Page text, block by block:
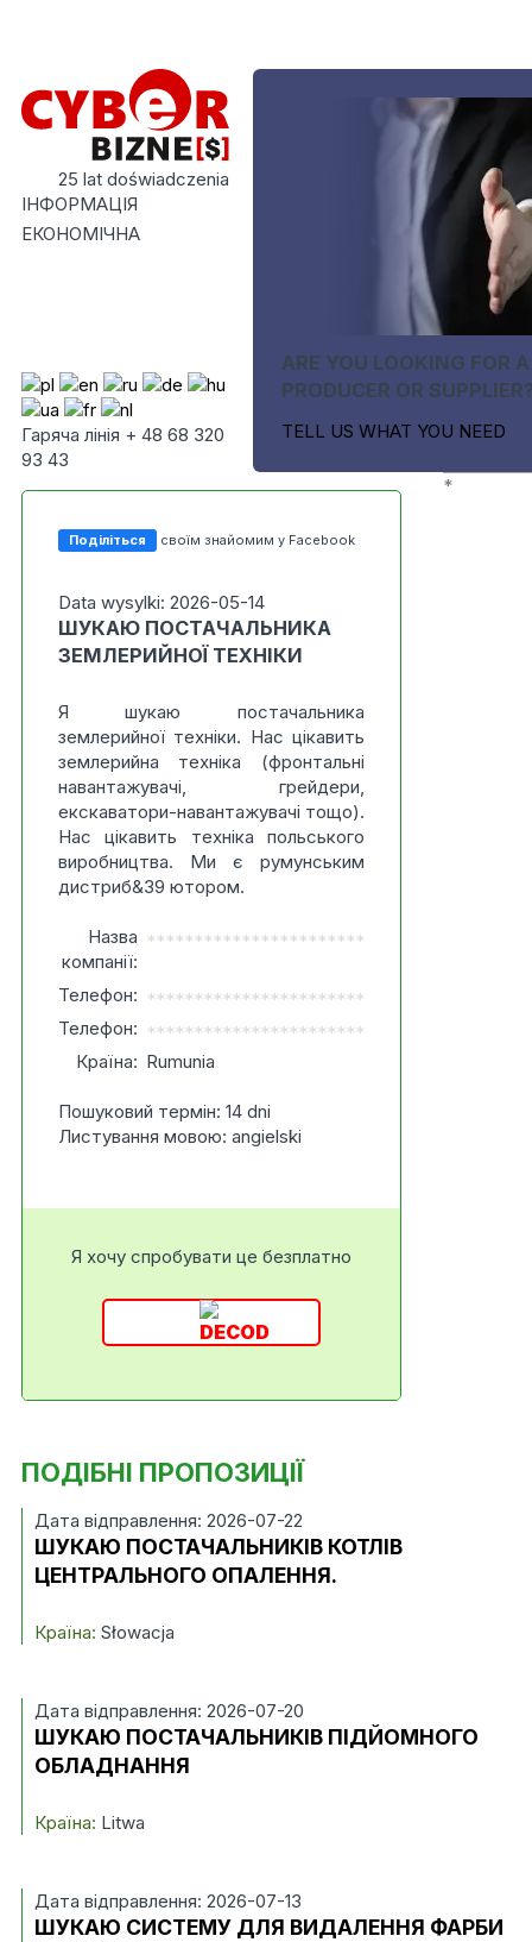
25 lat doświadczenia
ІНФОРМАЦІЯ
ЕКОНОМІЧНА
Гаряча лінія + 48 68 320
93 43
ARE YOU LOOKING FOR A
PRODUCER OR
TELL US WHAT YOU NEED
Поділіться своїм знайомим у Facebook
Data wysylki: 2026-05-14
ШУКАЮ ПОСТАЧАЛЬНИКА
ЗЕМЛЕРИЙНОЇ ТЕХНІКИ
Я шукаю постачальника
землерийної техніки. Нас цікавить
землерийна техніка (фронтальні
навантажувачі, грейдери,
екскаватори-навантажувачі тощо).
Нас цікавить техніка польського
виробництва. Ми є румунським
дистриб&39 ютором.
Назва
компанії:
***********************
Телефон: ***********************
Телефон: ***********************
Країна: Rumunia
Пошуковий термін: 14 dni
Листування мовою: angielski
Я хочу спробувати це безплатно
*
ПОДІБНІ ПРОПОЗИЦІЇ
Дата відправлення: 2026-07-22
ШУКАЮ ПОСТАЧАЛЬНИКІВ КОТЛІВ
ЦЕНТРАЛЬНОГО ОПАЛЕННЯ.
Країна: Słowacja
Дата відправлення: 2026-07-20
ШУКАЮ ПОСТАЧАЛЬНИКІВ ПІДЙОМНОГО
ОБЛАДНАННЯ
Країна: Litwa
Дата відправлення: 2026-07-13
ШУКАЮ СИСТЕМУ ДЛЯ ВИДАЛЕННЯ ФАРБИ